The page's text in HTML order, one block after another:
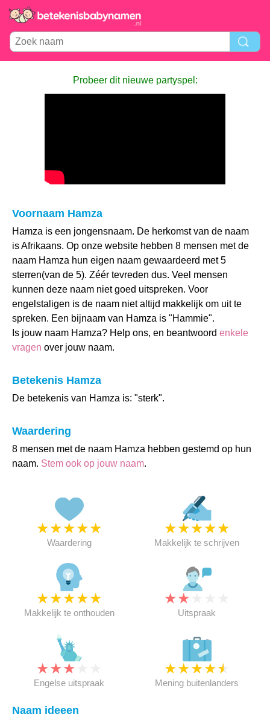
Probeer dit nieuwe partyspel:
Voornaam Hamza
Hamza is een jongensnaam. De herkomst van de naam
is Afrikaans. Op onze website hebben 8 mensen met de
naam Hamza hun eigen naam gewaardeerd met 5
sterren(van de 5). Zéér tevreden dus. Veel mensen
kunnen deze naam niet goed uitspreken. Voor
engelstaligen is de naam niet altijd makkelijk om uit te
spreken. Een bijnaam van Hamza is "Hammie".
Is jouw naam Hamza? Help ons, en beantwoord enkele
vragen over jouw naam.
Betekenis Hamza
De betekenis van Hamza is: "sterk".
Waardering
8 mensen met de naam Hamza hebben gestemd op hun
naam. Stem ook op jouw naam.
★★★★★
Waardering
★★★★★
Makkelijk te schrijven
★★★★★
Makkelijk te onthouden
★★
Uitspraak
★★★
Engelse uitspraak
★★★★★
Mening buitenlanders
Naam ideeen